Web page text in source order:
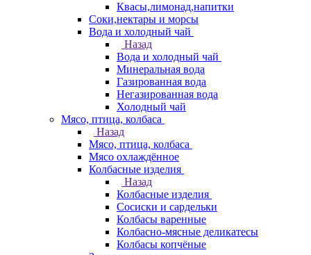
Квасы,лимонад,напитки
Соки,нектары и морсы
Вода и холодный чай
Назад
Вода и холодный чай
Минеральная вода
Газированная вода
Негазированная вода
Холодный чай
Мясо, птица, колбаса
Назад
Мясо, птица, колбаса
Мясо охлаждённое
Колбасные изделия
Назад
Колбасные изделия
Сосиски и сардельки
Колбасы варенные
Колбасно-мясные деликатесы
Колбасы копчёные